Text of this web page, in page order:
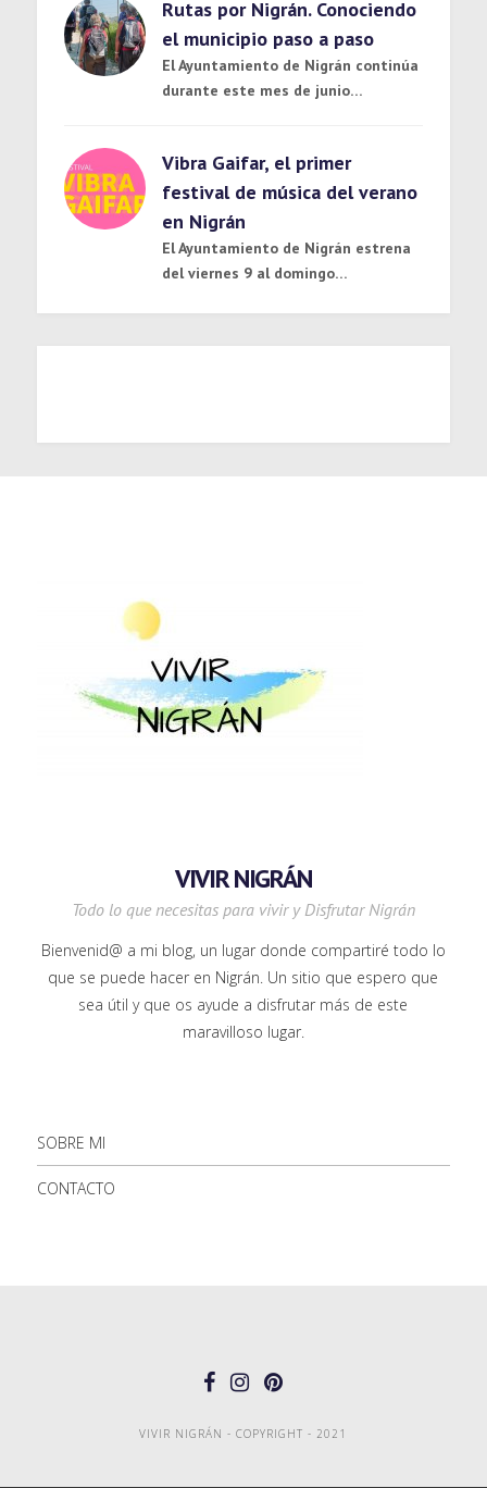
Rutas por Nigrán. Conociendo
el municipio paso a paso
El Ayuntamiento de Nigrán continúa
durante este mes de junio…
Vibra Gaifar, el primer
festival de música del verano
en Nigrán
El Ayuntamiento de Nigrán estrena
del viernes 9 al domingo…
VIVIR NIGRÁN
Todo lo que necesitas para vivir y Disfrutar Nigrán
Bienvenid@ a mi blog, un lugar donde compartiré todo lo
que se puede hacer en Nigrán. Un sitio que espero que
sea útil y que os ayude a disfrutar más de este
maravilloso lugar.
SOBRE MI
CONTACTO
VIVIR NIGRÁN - COPYRIGHT - 2021